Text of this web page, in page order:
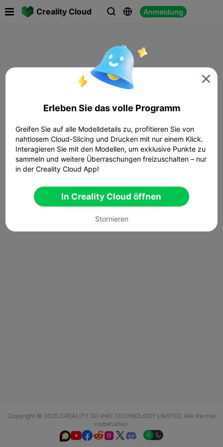
Creality Cloud   Anmeldung
Copyright © 2025 CREALITY 3D (HK) TECHNOLOGY LIMITED. Alle Rechte
vorbehalten.
  

Erleben Sie das volle Programm
Greifen Sie auf alle Modelldetails zu, profitieren Sie von
nahtlosem Cloud-Slicing und Drucken mit nur einem Klick.
Interagieren Sie mit den Modellen, um exklusive Punkte zu
sammeln und weitere Überraschungen freizuschalten – nur
in der Creality Cloud App!
In Creality Cloud öffnen
Stornieren